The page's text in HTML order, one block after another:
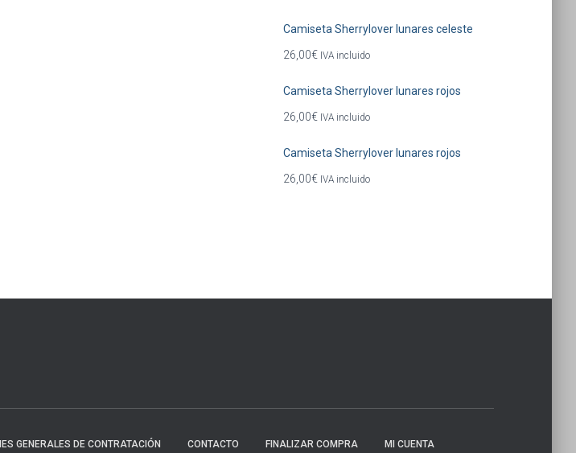
Camiseta Sherrylover lunares celeste
26,00€ IVA incluido
Camiseta Sherrylover lunares rojos
26,00€ IVA incluido
Camiseta Sherrylover lunares rojos
26,00€ IVA incluido
GENERALES DE CONTRATACIÓN CONTACTO FINALIZAR COMPRA MI CUENTA